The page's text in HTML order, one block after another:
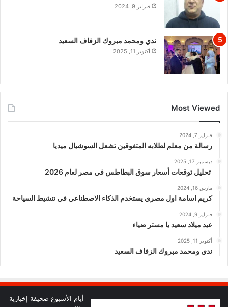
فبراير 9, 2024
ندي ومحمد مبروك الزفاف السعيد
أكتوبر 11, 2025
Most Viewed
فبراير 7, 2024
رسالة من معلم لطلابه المتفوقين تشعل السوشيال ميديا
ديسمبر 17, 2025
تحليل توقعات أسعار سوق البطاطس في مصر لعام 2026
مارس 16, 2024
كريم اسامة اول مصري يستخدم الذكاء الاصطناعي في تنشيط السياحة
فبراير 9, 2024
عيد ميلاد سعيد يا مستر ضياء
أكتوبر 11, 2025
ندي ومحمد مبروك الزفاف السعيد
أيام الأسبوع صحيفة إخبارية